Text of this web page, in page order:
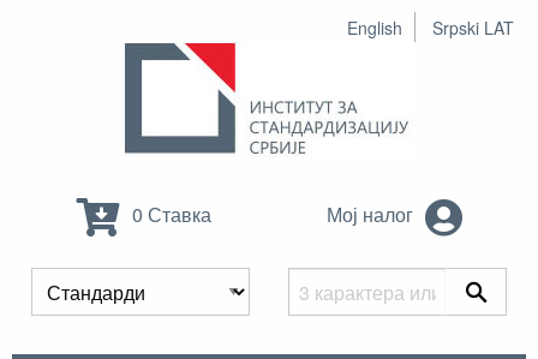
English Srpski LAT
0 Ставка Мој налог